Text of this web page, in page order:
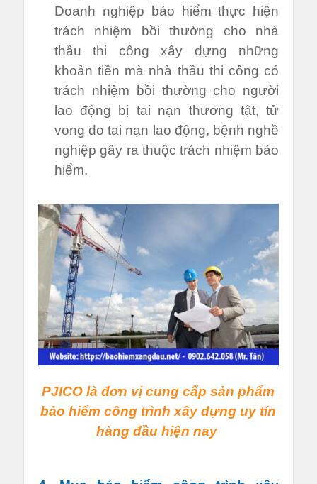
Doanh nghiệp bảo hiểm thực hiện
trách nhiệm bồi thường cho nhà
thầu thi công xây dựng những
khoản tiền mà nhà thầu thi công có
trách nhiệm bồi thường cho người
lao động bị tai nạn thương tật, tử
vong do tai nạn lao động, bệnh nghề
nghiệp gây ra thuộc trách nhiệm bảo
hiểm.
PJICO là đơn vị cung cấp sản phẩm
bảo hiểm công trình xây dựng uy tín
hàng đầu hiện nay